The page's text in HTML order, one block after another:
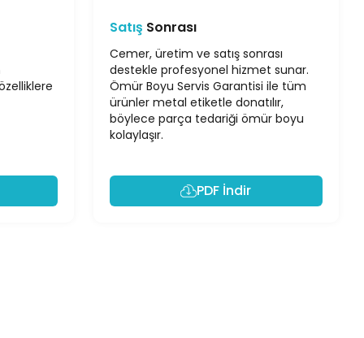
Satış Sonrası
Cemer, üretim ve satış sonrası
destekle profesyonel hizmet sunar.
Ömür Boyu Servis Garantisi ile tüm
ürünler metal etiketle donatılır,
böylece parça tedariği ömür boyu
kolaylaşır.
PDF İndir